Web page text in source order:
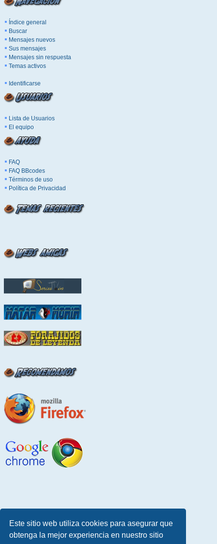
Este sitio web utiliza cookies para asegurar que
obtenga la mejor experiencia en nuestro sitio
Índice general
Buscar
Mensajes nuevos
Sus mensajes
Mensajes sin respuesta
Temas activos
Identificarse
Lista de Usuarios
El equipo
FAQ
FAQ BBcodes
Términos de uso
Política de Privacidad